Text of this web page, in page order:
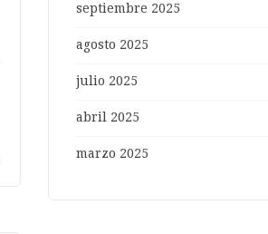
septiembre 2025
agosto 2025
julio 2025
abril 2025
marzo 2025